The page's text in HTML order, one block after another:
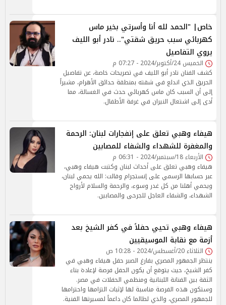
خاص| "الحمد لله أنا وأسرتي بخير ماس
كهربائي سبب حريق شقتي".. نادر أبو الليف
يروي التفاصيل
الخميس 24/أكتوبر/2024 - 07:27 م
كشف الفنان نادر أبو الليف في تصريحات خاصة، عن تفاصيل
الحريق الذي اندلع في شقته بمنطقة حدائق الأهرام، مشيراً
إلى أن السبب كان ماس كهربائي حدث في الغسالة، مما
أدى إلى اشتعال النيران في غرفة الأطفال.
هيفاء وهبي تعلق على إنفجارات لبنان: الرحمة
والمغفرة للشهداء والشفاء للمصابين
الأربعاء 18/سبتمبر/2024 - 06:31 م
هيفاء وهبي تعلق على أحداث لبنان وكتبت هيفاء وهبي،
عبر حسابها الرسمي على إنستجرام وقالت: الله يحمي لبنان،
ويحمي أهلنا من كل غدر وسوء، والرحمة والسلام لأرواح
الشهداء، والشفاء العاجل للجرحى والمصابين.
هيفاء وهبي تحيي حفلاً في كفر الشيخ بعد
أزمة مع نقابة الموسيقيين
الثلاثاء 20/أغسطس/2024 - 10:28 ص
ينتظر الجمهور المصري بفارغ الصبر حفل هيفاء وهبي في
كفر الشيخ، حيث يتوقع أن يكون الحفل فرصة لإعادة بناء
الثقة بين الفنانة اللبنانية ومنظمي الحفلات في مصر.
وستكون هذه الفرصة مناسبة لها لإثبات التزامها واحترامها
للجمهور المصري، والذي لطالما كان داعماً لمسيرتها الفنية.